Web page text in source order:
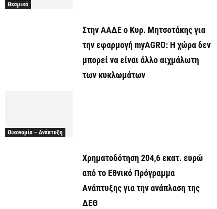
Θεσμικά
Στην ΑΑΔΕ ο Κυρ. Μητσοτάκης για
την εφαρμογή myAGRO: Η χώρα δεν
μπορεί να είναι άλλο αιχμάλωτη
των κυκλωμάτων
Οικονομία – Ανάπτυξη
Χρηματοδότηση 204,6 εκατ. ευρώ
από το Εθνικό Πρόγραμμα
Ανάπτυξης για την ανάπλαση της
ΔΕΘ